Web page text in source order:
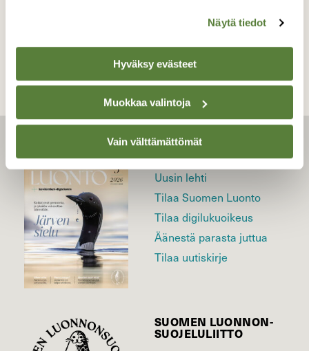
Näytä tiedot
Hyväksy evästeet
Muokkaa valintoja
Vain välttämättömät
TAKAISIN LISTAAN
Uusin lehti
Tilaa Suomen Luonto
Tilaa digilukuoikeus
Äänestä parasta juttua
Tilaa uutiskirje
SUOMEN LUONNON­
SUOJELU­LIITTO